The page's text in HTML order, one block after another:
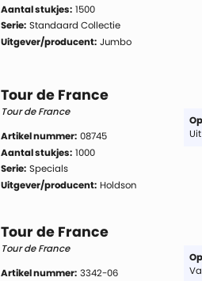
Aantal stukjes: 1500
Serie: Standaard Collectie
Uitgever/producent: Jumbo
Tour de France
Tour de France
Artikel nummer: 08745
Aantal stukjes: 1000
Serie: Specials
Uitgever/producent: Holdson
Tour de France
Tour de France
Artikel nummer: 3342-06